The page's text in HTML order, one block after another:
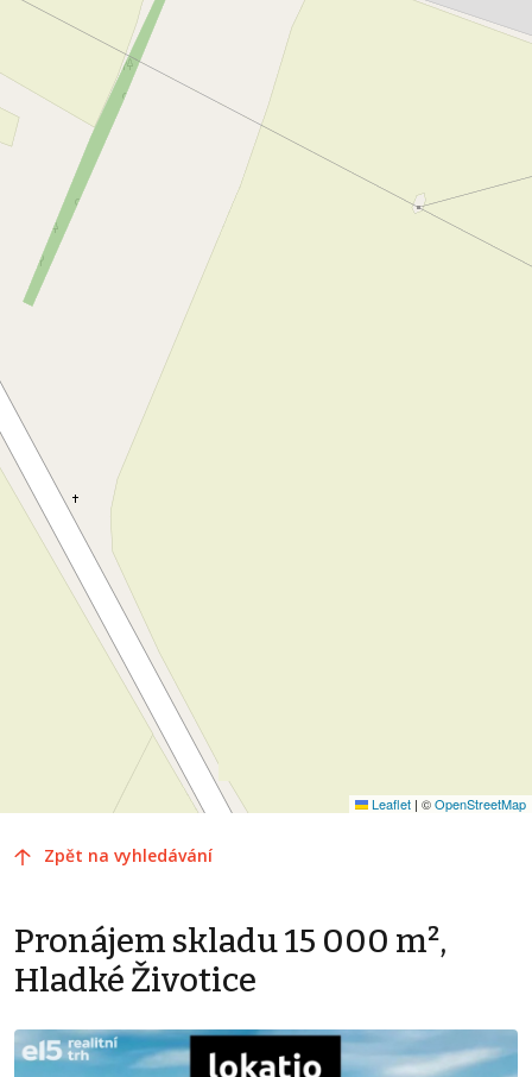
Leaflet | ©OpenStreetMap
Zpět na vyhledávání
Pronájem skladu 15 000 m²,
Hladké Životice